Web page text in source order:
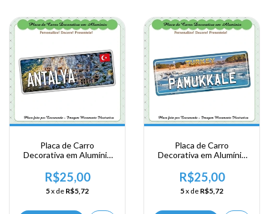
Placa de Carro
Decorativa em Alumínio
Viagem a Antalya
naTurquia - (cópia)
R$25,00
5x de R$5,72
Placa de Carro
Decorativa em Alumínio
Viagem a Ankara
naTurquia
R$25,00
5x de R$5,72